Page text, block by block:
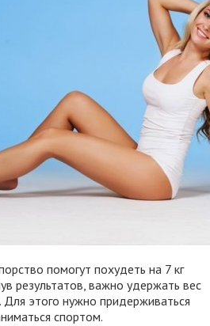
помогут похудеть на 7 кг
результатов, важно удержать вес
этого нужно придерживаться
спортом.